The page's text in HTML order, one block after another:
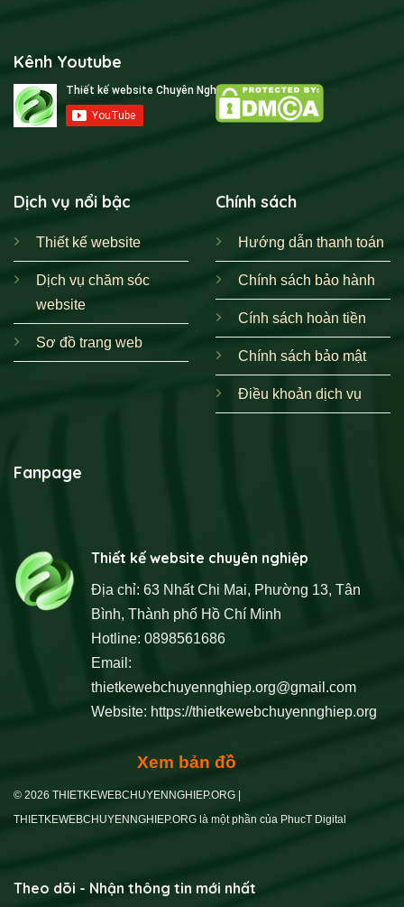
Kênh Youtube
Dịch vụ nổi bậc
Thiết kế website
Dịch vụ chăm sóc
website
Sơ đồ trang web
Chính sách
Hướng dẫn thanh toán
Chính sách bảo hành
Cính sách hoàn tiền
Chính sách bảo mật
Điều khoản dịch vụ
Fanpage
Thiết kế website chuyên nghiệp
Địa chỉ: 63 Nhất Chi Mai, Phường 13, Tân
Bình, Thành phố Hồ Chí Minh
Hotline: 0898561686
Email:
thietkewebchuyennghiep.org@gmail.com
Website: https://thietkewebchuyennghiep.org
Xem bản đồ
© 2026 THIETKEWEBCHUYENNGHIEP.ORG |
THIETKEWEBCHUYENNGHIEP.ORG là một phần của PhucT Digital
Theo dõi - Nhận thông tin mới nhất